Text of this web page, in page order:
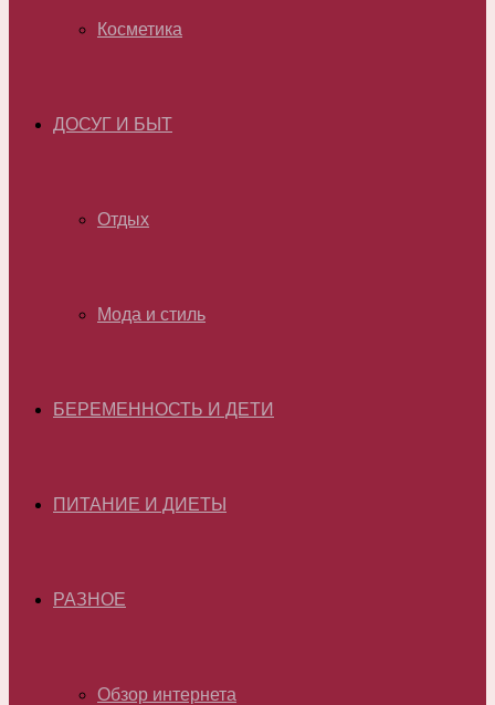
Косметика
ДОСУГ И БЫТ
Отдых
Мода и стиль
БЕРЕМЕННОСТЬ И ДЕТИ
ПИТАНИЕ И ДИЕТЫ
РАЗНОЕ
Обзор интернета